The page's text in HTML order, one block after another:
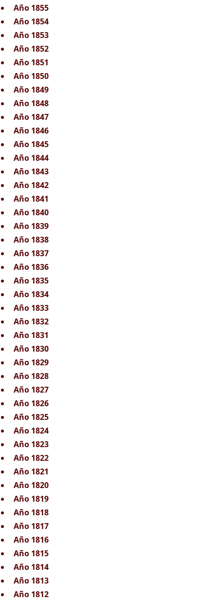
Año 1855
Año 1854
Año 1853
Año 1852
Año 1851
Año 1850
Año 1849
Año 1848
Año 1847
Año 1846
Año 1845
Año 1844
Año 1843
Año 1842
Año 1841
Año 1840
Año 1839
Año 1838
Año 1837
Año 1836
Año 1835
Año 1834
Año 1833
Año 1832
Año 1831
Año 1830
Año 1829
Año 1828
Año 1827
Año 1826
Año 1825
Año 1824
Año 1823
Año 1822
Año 1821
Año 1820
Año 1819
Año 1818
Año 1817
Año 1816
Año 1815
Año 1814
Año 1813
Año 1812